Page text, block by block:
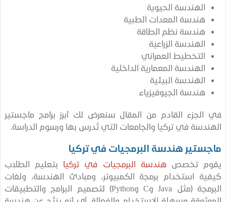
الهندسة الحيوية
هندسة المعدات الطبية
هندسة نظم الطاقة
الهندسة الزراعية
التخطيط العمراني
الهندسة المعمارية الداخلية
الهندسة البيئية
هندسة الجيوفيزياء
القادم من المقال سنعرض لك أبرز برامج ماجستير
في تركيا والجامعات التي تُدرس بها ورسوم الدراسة.
هندسة البرمجيات في تركيا
تخصصهندسة البرمجيات في تركيا بتعليم الطلاب
استخدام برمجة الكمبيوتر، ومبادئ الهندسة، ولغات
البرمجة (مثل Java وC وPython) لتصميم البرامج والتطبيقات